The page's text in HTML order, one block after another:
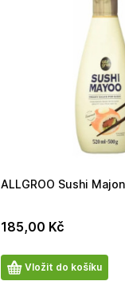
ALLGROO Sushi
185,00 Kč
Počet
produktů
Vložit do košíku